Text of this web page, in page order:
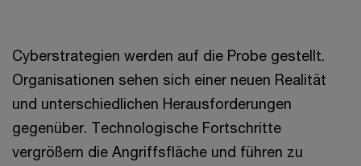
Cyberstrategien werden auf die Probe gestellt.
Organisationen sehen sich einer neuen Realität
und unterschiedlichen Herausforderungen
gegenüber. Technologische Fortschritte
vergrößern die Angriffsfläche und führen zu